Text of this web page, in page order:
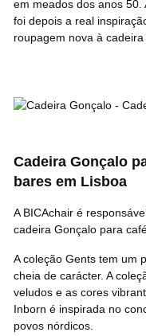
em meados dos anos 50.
foi depois a real
roupagem nova à
Cadeira Gonçalo
bares em Lisboa
A BICAchair é
cadeira Gonçalo para
Acoleção Gents tem um
cheia de carácter. A
veludos e as cores
Inborn é inspirada no
povos nórdicos.